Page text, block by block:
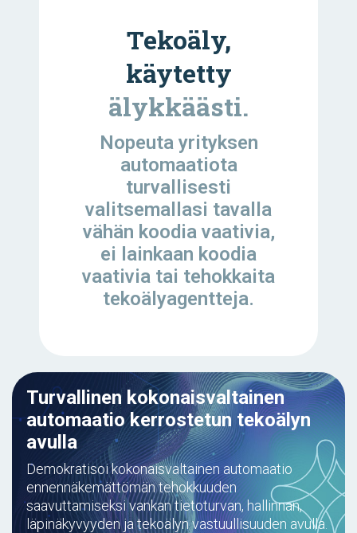
Tekoäly,
käytetty
älykkäästi.
Nopeuta yrityksen
automaatiota
turvallisesti
valitsemallasi tavalla
vähän koodia vaativia,
ei lainkaan koodia
vaativia tai tehokkaita
tekoälyagentteja.
Turvallinen kokonaisvaltainen
automaatio kerrostetun tekoälyn
avulla
Demokratisoi kokonaisvaltainen automaatio
ennennäkemättömän tehokkuuden
saavuttamiseksi vankan tietoturvan, hallinnan,
läpinäkyvyyden ja tekoälyn vastuullisuuden avulla.